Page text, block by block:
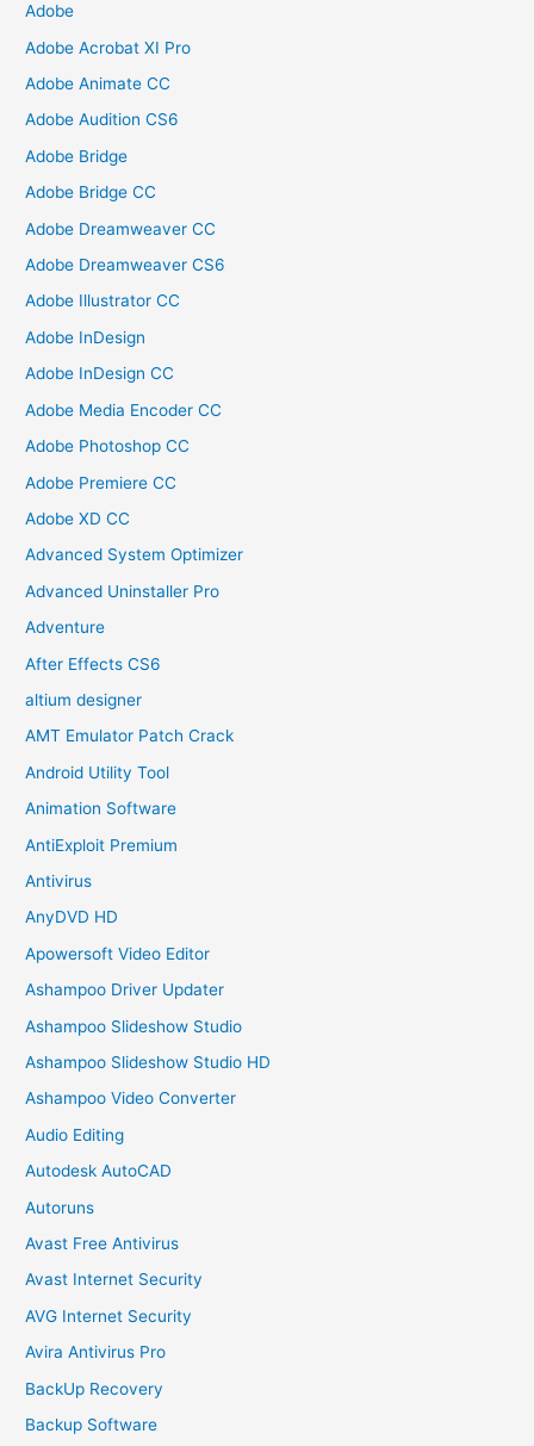
Adobe
Adobe Acrobat XI Pro
Adobe Animate CC
Adobe Audition CS6
Adobe Bridge
Adobe Bridge CC
Adobe Dreamweaver CC
Adobe Dreamweaver CS6
Adobe Illustrator CC
Adobe InDesign
Adobe InDesign CC
Adobe Media Encoder CC
Adobe Photoshop CC
Adobe Premiere CC
Adobe XD CC
Advanced System Optimizer
Advanced Uninstaller Pro
Adventure
After Effects CS6
altium designer
AMT Emulator Patch Crack
Android Utility Tool
Animation Software
AntiExploit Premium
Antivirus
AnyDVD HD
Apowersoft Video Editor
Ashampoo Driver Updater
Ashampoo Slideshow Studio
Ashampoo Slideshow Studio HD
Ashampoo Video Converter
Audio Editing
Autodesk AutoCAD
Autoruns
Avast Free Antivirus
Avast Internet Security
AVG Internet Security
Avira Antivirus Pro
BackUp Recovery
Backup Software